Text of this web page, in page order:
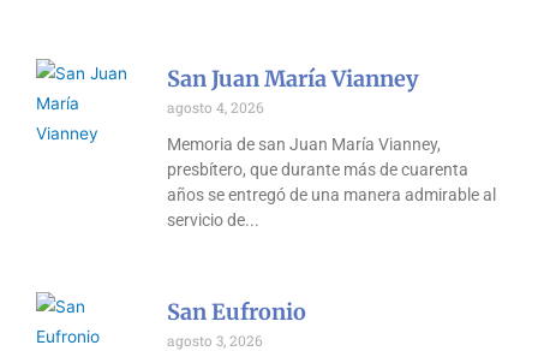
San Juan María Vianney
agosto 4, 2026
Memoria de san Juan María Vianney,
presbítero, que durante más de cuarenta
años se entregó de una manera admirable al
servicio de
San Eufronio
agosto 3, 2026